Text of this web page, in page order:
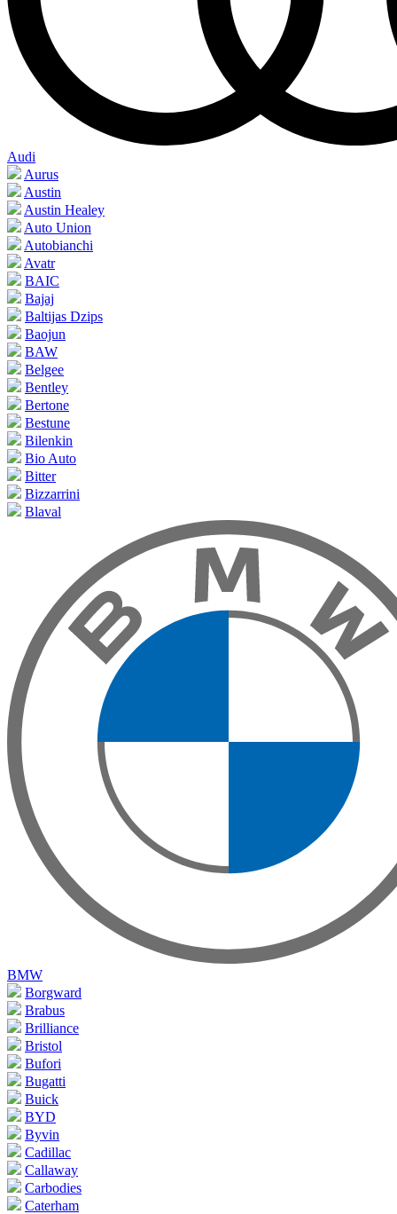
Audi
Aurus
Austin
Austin Healey
Auto Union
Autobianchi
Avatr
BAIC
Bajaj
Baltijas Dzips
Baojun
BAW
Belgee
Bentley
Bertone
Bestune
Bilenkin
Bio Auto
Bitter
Bizzarrini
Blaval
BMW
Borgward
Brabus
Brilliance
Bristol
Bufori
Bugatti
Buick
BYD
Byvin
Cadillac
Callaway
Carbodies
Caterham